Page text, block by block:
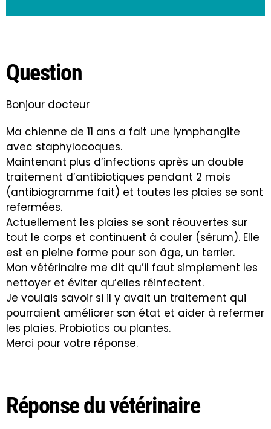
Question
Bonjour docteur
Ma chienne de 11 ans a fait une lymphangite
avec staphylocoques.
Maintenant plus d’infections après un double
traitement d’antibiotiques pendant 2 mois
(antibiogramme fait) et toutes les plaies se sont
refermées.
Actuellement les plaies se sont réouvertes sur
tout le corps et continuent à couler (sérum). Elle
est en pleine forme pour son âge, un terrier.
Mon vétérinaire me dit qu’il faut simplement les
nettoyer et éviter qu’elles réinfectent.
Je voulais savoir si il y avait un traitement qui
pourraient améliorer son état et aider à refermer
les plaies. Probiotics ou plantes.
Merci pour votre réponse.
Réponse du vétérinaire